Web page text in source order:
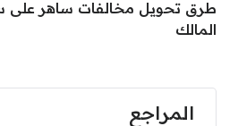
طرق تحويل مخالفات ساهر على
المالك
المراجع